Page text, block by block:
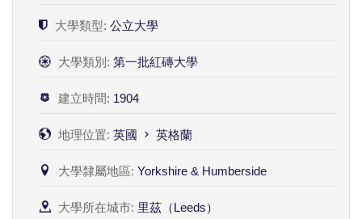
大學類型: 公立大學
大學類別: 第一批紅磚大學
建立時間: 1904
地理位置: 英國 英格蘭
大學隸屬地區: Yorkshire & Humberside
大學所在城市: 里茲（Leeds）